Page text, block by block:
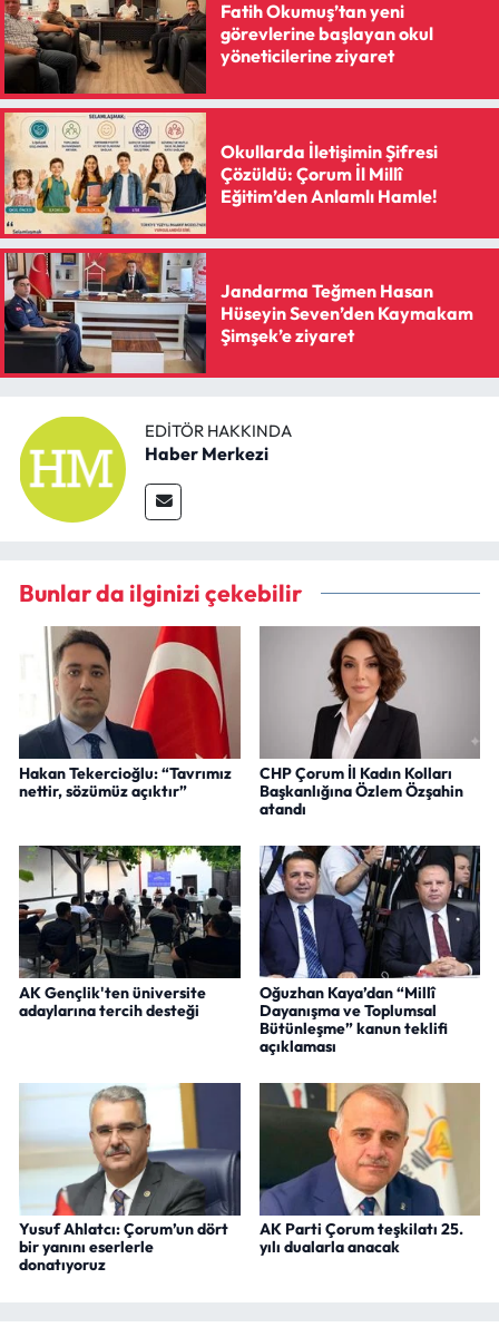
Fatih Okumuş’tan yeni
görevlerine başlayan okul
yöneticilerine ziyaret
Okullarda İletişimin Şifresi
Çözüldü: Çorum İl Millî
Eğitim’den Anlamlı Hamle!
Jandarma Teğmen Hasan
Hüseyin Seven’den Kaymakam
Şimşek’e ziyaret
EDITÖR HAKKINDA
Haber Merkezi
Bunlar da ilginizi çekebilir
Hakan Tekercioğlu: “Tavrımız
nettir, sözümüz açıktır”
CHP Çorum İl Kadın Kolları
Başkanlığına Özlem Özşahin
atandı
AK Gençlik'ten üniversite
adaylarına tercih desteği
Oğuzhan Kaya’dan “Millî
Dayanışma ve Toplumsal
Bütünleşme” kanun teklifi
açıklaması
Yusuf Ahlatcı: Çorum’un dört
bir yanını eserlerle
donatıyoruz
AK Parti Çorum teşkilatı 25.
yılı dualarla anacak